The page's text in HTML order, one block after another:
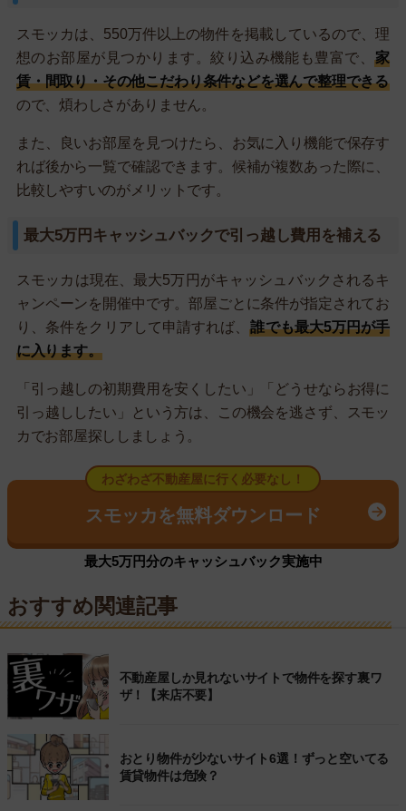
スモッカは、550万件以上の物件を掲載しているので、理
想のお部屋が見つかります。絞り込み機能も豊富で、家
賃・間取り・その他こだわり条件などを選んで整理できる
ので、煩わしさがありません。
また、良いお部屋を見つけたら、お気に入り機能で保存す
れば後から一覧で確認できます。候補が複数あった際に、
比較しやすいのがメリットです。
最大5万円キャッシュバックで引っ越し費用を補える
スモッカは現在、最大5万円がキャッシュバックされるキ
ャンペーンを開催中です。部屋ごとに条件が指定されてお
り、条件をクリアして申請すれば、誰でも最大5万円が手
に入ります。
「引っ越しの初期費用を安くしたい」「どうせならお得に
引っ越ししたい」という方は、この機会を逃さず、スモッ
カでお部屋探ししましょう。
わざわざ不動産屋に行く必要なし！
スモッカを無料ダウンロード
最大5万円分のキャッシュバック実施中
おすすめ関連記事
不動産屋しか見れないサイトで物件を探す裏ワ
ザ！【来店不要】
おとり物件が少ないサイト6選！ずっと空いてる
賃貸物件は危険？